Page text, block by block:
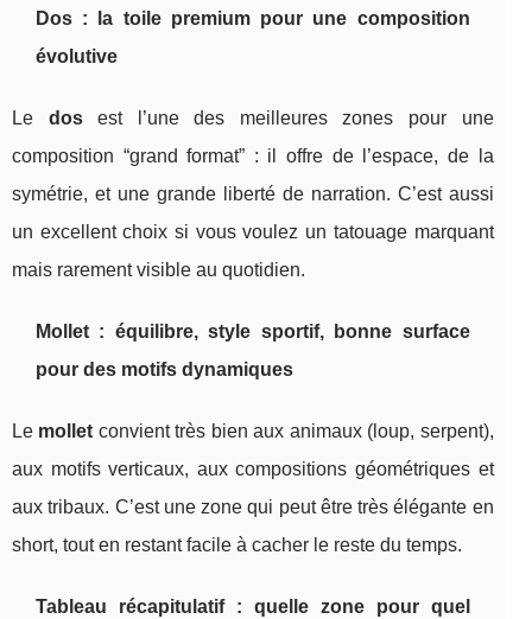
Dos : la toile premium pour une composition
évolutive
Le dosest l’une des meilleures zones pour une
composition “grand format” : il offre de l’espace, de la
symétrie, et une grande liberté de narration. C’est aussi
un excellent choix si vous voulez un tatouage marquant
mais rarement visible au quotidien.
Mollet : équilibre, style sportif, bonne surface
pour des motifs dynamiques
Le mollet convient très bien aux animaux (loup, serpent),
aux motifs verticaux, aux compositions géométriques et
aux tribaux. C’est une zone qui peut être très élégante en
short, tout en restant facile à cacher le reste du temps.
Tableau récapitulatif : quelle zone pour quel